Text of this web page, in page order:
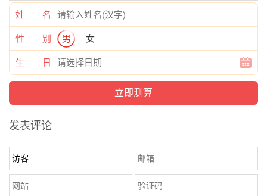
姓 名
性 别 男 女
生 日
发表评论